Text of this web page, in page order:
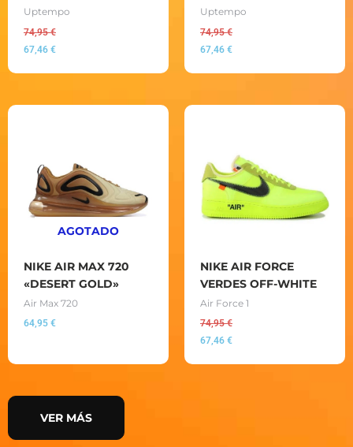
Uptempo
74,95€
67,46 €
Uptempo
74,95€
67,46 €
AGOTADO
NIKE AIR MAX 720
«DESERT GOLD»
Air Max 720
64,95 €
NIKE AIR FORCE
VERDES OFF-WHITE
Air Force 1
74,95€
67,46 €
VER MÁS